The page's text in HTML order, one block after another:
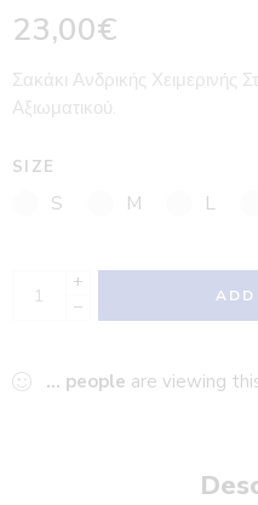
23,00€
Σακάκι Ανδρικής Χειμερινής
Αξιωματικού.
SIZE
S M L
+
−
... people are viewing